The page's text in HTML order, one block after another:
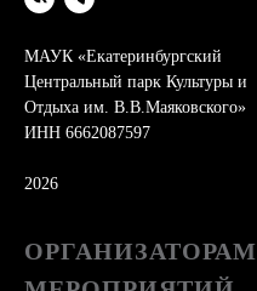
МАУК «Екатеринбургский
Центральный парк Культуры и
Отдыха им. В.В.Маяковского»
ИНН 6662087597
2026
ОРГАНИЗАТОРАМ